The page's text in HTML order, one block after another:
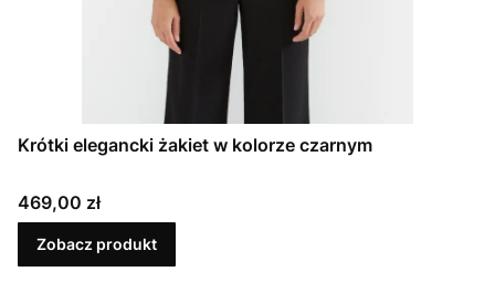
Krótki elegancki żakiet w kolorze czarnym
Cena
469,00 zł
Zobacz produkt